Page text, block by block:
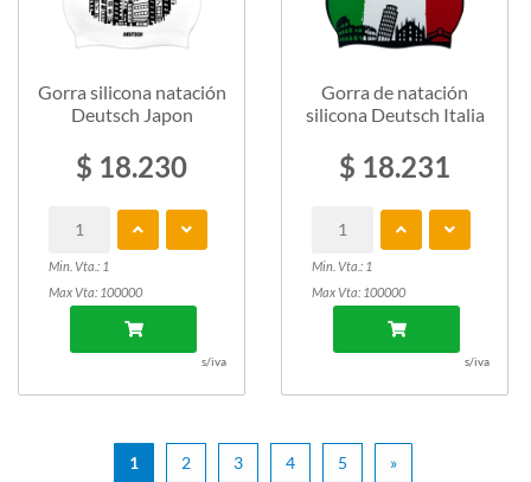
Gorra silicona natación
Deutsch Japon
$ 18.230
Min. Vta.: 1
Max Vta: 100000
s/iva
Gorra de natación
silicona Deutsch Italia
$ 18.231
Min. Vta.: 1
Max Vta: 100000
s/iva
1 2 3 4 5 »